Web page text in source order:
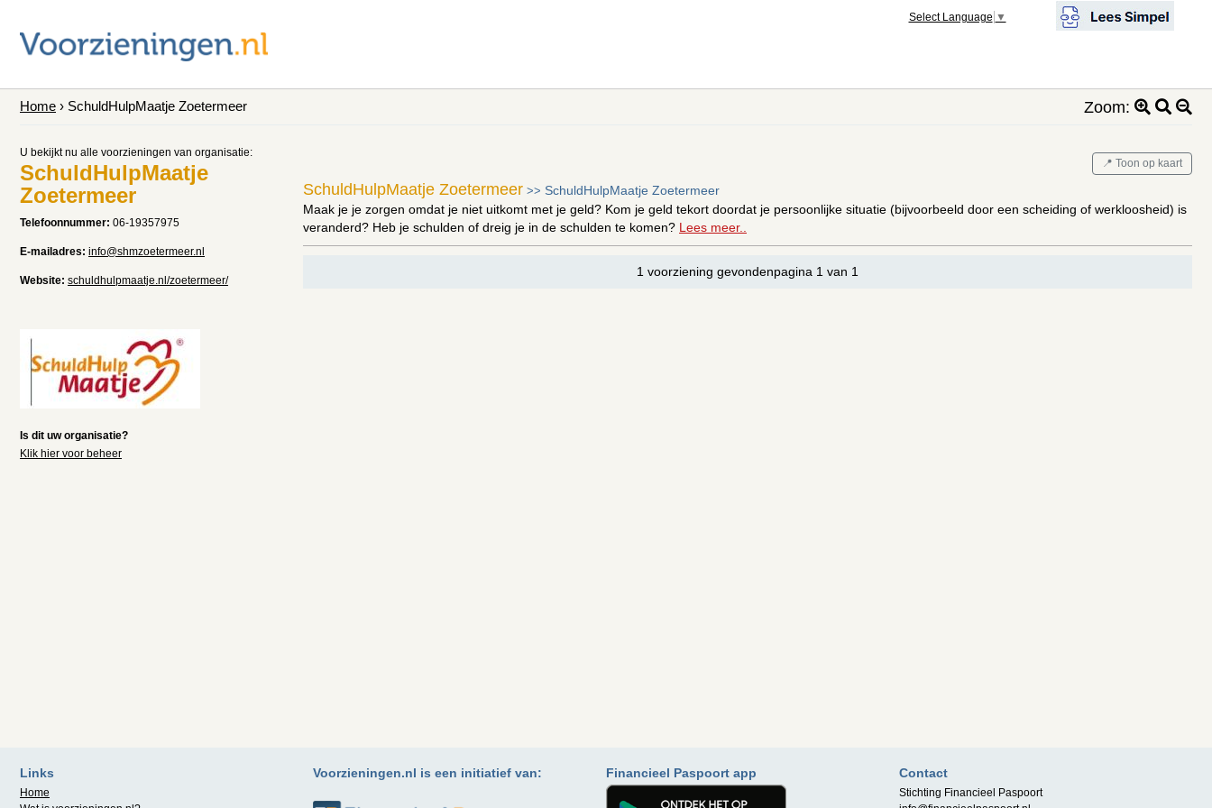
Select Language ▼
Home › SchuldHulpMaatje Zoetermeer Zoom:
U bekijkt nu alle voorzieningen van organisatie:
SchuldHulpMaatje
Zoetermeer
Telefoonnummer: 06-19357975
E-mailadres: info@shmzoetermeer.nl
Website: schuldhulpmaatje.nl/zoetermeer/
Is dit uw organisatie?
Klik hier voor beheer
📍 Toon op kaart
SchuldHulpMaatje Zoetermeer >> SchuldHulpMaatje Zoetermeer
Maak je je zorgen omdat je niet uitkomt met je geld? Kom je geld tekort doordat je persoonlijke situatie (bijvoorbeeld door een scheiding of werkloosheid) is
veranderd? Heb je schulden of dreig je in de schulden te komen? Lees meer..
1 voorziening gevondenpagina 1 van 1
Links
Home
Voorzieningen.nl is een initiatief van: Financieel Paspoort app Contact
Stichting Financieel Paspoort